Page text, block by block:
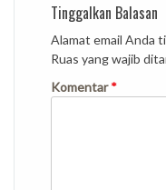
Tinggalkan Balasan
Alamat email Anda
Ruas yang wajib
Komentar*